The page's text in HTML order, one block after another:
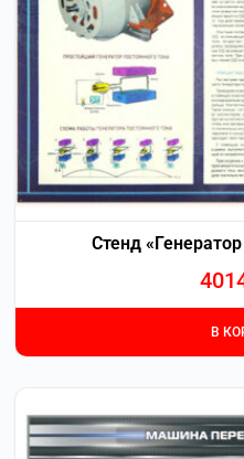
Стенд
В